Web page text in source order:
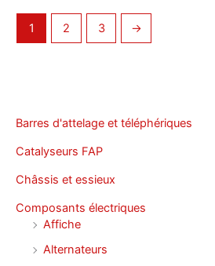
Barres d'attelage et téléphériques
Catalyseurs FAP
Châssis et essieux
Composants électriques
Affiche
Alternateurs
1 2 3 →